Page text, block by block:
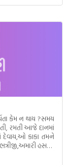
કેમ ન થાય ?સમય
રમતી આજે દાનમાં
દેવાય,ઓ કાકા તમને
હસતી,